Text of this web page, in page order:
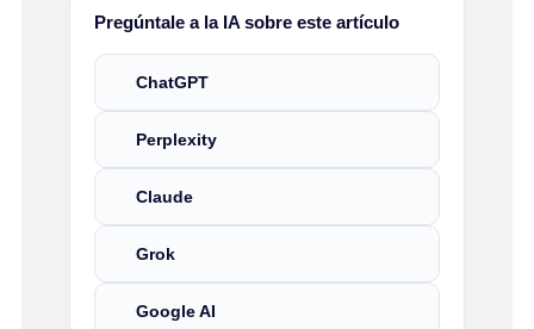
Pregúntale a la IA sobre este artículo
ChatGPT
Perplexity
Claude
Grok
Google AI